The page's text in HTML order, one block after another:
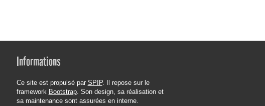
Informations
Ce site est propulsé par SPIP. Il repose sur le
framework Bootstrap. Son design, sa réalisation et
sa maintenance sont assurées en interne.